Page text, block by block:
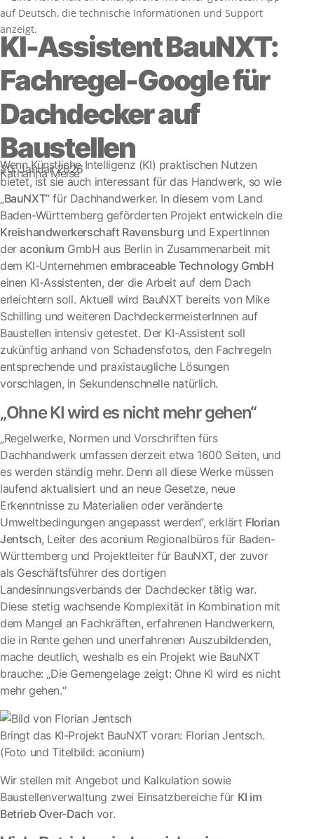
KI-Assistent BauNXT:
Fachregel-Google für
Dachdecker auf
Baustellen
Katharina Meise
20. Januar 2026
Wenn Künstliche Intelligenz (KI) praktischen Nutzen
bietet, ist sie auch interessant für das Handwerk, so wie
„BauNXT“ für Dachhandwerker. In diesem vom Land
Baden-Württemberg geförderten Projekt entwickeln die
Kreishandwerkerschaft Ravensburg und ExpertInnen
deraconium GmbH aus Berlin in Zusammenarbeit mit
dem KI-Unternehmenembraceable Technology GmbH
einen KI-Assistenten, der die Arbeit auf dem Dach
erleichtern soll. Aktuell wird BauNXT bereits von Mike
Schilling und weiteren DachdeckermeisterInnen auf
Baustellen intensiv getestet. Der KI-Assistent soll
zukünftig anhand von Schadensfotos, den Fachregeln
entsprechende und praxistaugliche Lösungen
vorschlagen, in Sekundenschnelle natürlich.
„Ohne KI wird es nicht mehr gehen“
„Regelwerke, Normen und Vorschriften fürs
Dachhandwerk umfassen derzeit etwa 1600 Seiten, und
es werden ständig mehr. Denn all diese Werke müssen
laufend aktualisiert und an neue Gesetze, neue
Erkenntnisse zu Materialien oder veränderte
Umweltbedingungen angepasst werden“, erklärt Florian
Jentsch, Leiter des aconium Regionalbüros für Baden-
Württemberg und Projektleiter für BauNXT, der zuvor
als Geschäftsführer des dortigen
Landesinnungsverbands der Dachdecker tätig war.
Diese stetig wachsende Komplexität in Kombination mit
dem Mangel an Fachkräften, erfahrenen Handwerkern,
die in Rente gehen und unerfahrenen Auszubildenden,
mache deutlich, weshalb es ein Projekt wie BauNXT
brauche: „Die Gemengelage zeigt: Ohne KI wird es nicht
mehr gehen.“
Bringt das KI-Projekt BauNXT voran: Florian Jentsch.
(Foto und Titelbild: aconium)
Wir stellen mit Angebot und Kalkulation sowie
Baustellenverwaltung zwei Einsatzbereiche für KI im
Betrieb Over-Dach vor.